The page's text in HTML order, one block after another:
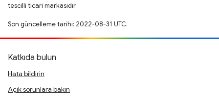
tescilli ticari markasıdır.
Son güncelleme tarihi: 2022-08-31 UTC.
Katkıda bulun
Hata bildirin
Açık sorunlara bakın